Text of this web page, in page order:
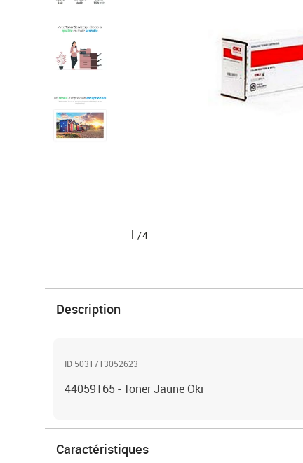
1 /4
Description
ID 5031713052623
44059165 - Toner Jaune Oki
Caractéristiques